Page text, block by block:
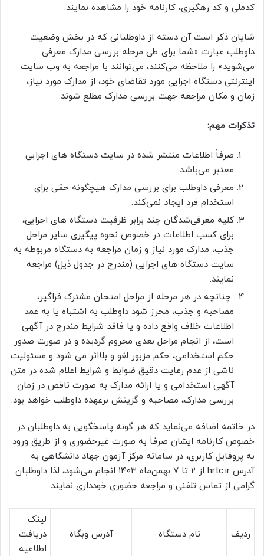
کدملی و کد رهگیری، کارنامه خود را مشاهده نمایند.
شایان ذکر است آن دسته از داوطلبانی که در بخش وضعیت
داوطلب عبارت «شما برای طی مرحله بررسی مدارک معرفی
می‌شوید» را ملاحظه می‌کنند، می‌توانند با مراجعه به وب سایت
اینترنتی دستگاه اجرایی مورد تقاضای خود، از مدارک مورد نیاز،
زمان و مکان مراجعه جهت بررسی مدارک مطلع شوند.
تذکرات مهم:
صرفاً اطلاعات منتشر شده در سایت دستگاه های اجرایی
معتبر می‌باشد.
معرفی داوطلب برای بررسی مدارک هیچگونه حقی برای
استخدام فرد ایجاد نمی‌کند.
کلیه معرفی‌شدگان چند برابر ظرفیت دستگاه های اجرایی،
برای کسب اطلاعات در خصوص نحوه پیگیری سایر مراحل
جذب، مدارک مورد نیاز و زمان مراجعه به دستگاه مربوطه به
سایت دستگاه های اجرایی (مندرج در جدول ذیل) مراجعه
نمایند.
چنانچه در هر مرحله از مراحل امتحان مشترک فراگیر،
مصاحبه و جذب، محرز شود داوطلب به اشتباه یا به عمد
اطلاعات خلاف واقع داده و یا فاقد شرایط مندرج در آگهی
است، از انجام مراحل بعدی محروم گردیده و در صورت صدور
حکم استخدامی، حکم مزبور لغو و بلااثر می شود و مسئولیت
ناشی از عدم رعایت دقیق ضوابط و شرایط اعلام شده در متن
آگهی استخدامی و یا ارائه مدارک به صورت ناقص در زمان
بررسی مدارک، مصاحبه و گزینش برعهده داوطلب خواهد بود.
در خاتمه اضافه می‌نماید که هر گونه پاسخگویی به داوطلبان در
خصوص کارنامه ایشان صرفاً به صورت غیرحضوری و از طریق ورود
به پروفایل کاربری، در سامانه مرکز آزمون جهاد دانشگاهی به
آدرس hrtc.ir
از ۲ تا ۷ بهمن‌ماه ۱۴۰۳ انجام می‌شود، لذا داوطلبان
گرامی از تماس تلفنی و مراجعه حضوری خودداری نمایند.
ردیف نام دستگاه آدرس وبگاه
لینک
دریافت
اطلاعیه